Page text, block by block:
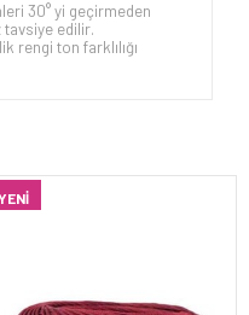
30° yi geçirmeden
tavsiye edilir.
rengi ton farklılığı